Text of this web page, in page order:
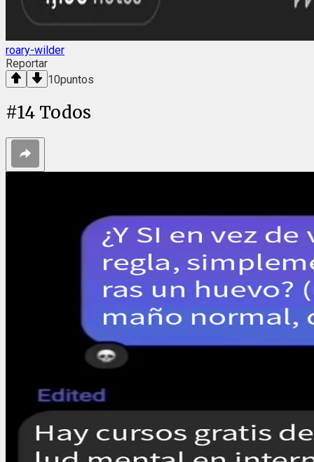
roary-wilder
Reportar
10puntos
#14 Todos